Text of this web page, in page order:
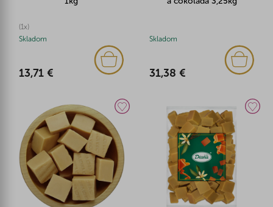
(1x)
Skladom
13,71 €
Skladom
31,38 €